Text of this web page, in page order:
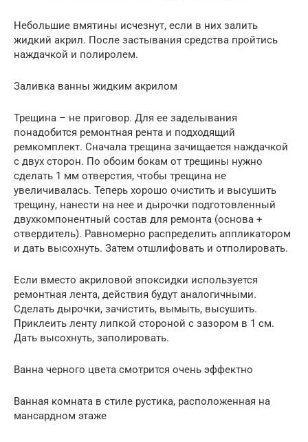
Небольшие вмятины исчезнут, если в них залить
жидкий акрил. После застывания средства пройтись
наждачкой и полиролем.
Заливка ванны жидким акрилом
Трещина – не приговор. Для ее заделывания
понадобится ремонтная рента и подходящий
ремкомплект. Сначала трещина зачищается наждачкой
с двух сторон. По обоим бокам от трещины нужно
сделать 1 мм отверстия, чтобы трещина не
увеличивалась. Теперь хорошо очистить и высушить
трещину, нанести на нее и дырочки подготовленный
двухкомпонентный состав для ремонта (основа +
отвердитель). Равномерно распределить аппликатором
и дать высохнуть. Затем отшлифовать и отполировать.
Если вместо акриловой эпоксидки используется
ремонтная лента, действия будут аналогичными.
Сделать дырочки, зачистить, вымыть, высушить.
Приклеить ленту липкой стороной с зазором в 1 см.
Дать высохнуть, заполировать.
Ванна черного цвета смотрится очень эффектно
Ванная комната в стиле рустика, расположенная на
мансардном этаже